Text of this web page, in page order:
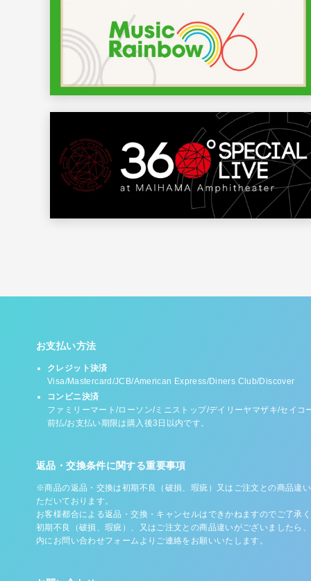
お支払い方法
クレジット決済
Visa/Mastercard/JCB/American Express/Diners Club/Discover
コンビニ決済
ファミリーマート/ローソン/ミニストップ/デイリーヤマザキ/セイコ
前払/お支払い期限は購入後3日以内です。
返品・交換条件に関する重要事項
※商品の返品・交換は初期不良（破損、瑕疵）又はご注文との商品違
ただいております。
お客様都合による返品・交換・キャンセルはできかねますのでご了承
初期不良（破損、瑕疵）、又はご注文との商品違いがございましたら
内にお問い合わせフォームよりご連絡をお願いいたします。